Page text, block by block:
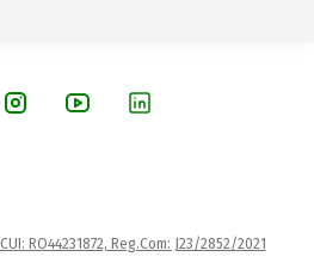
RO44231872, Reg.Com: J23/2852/2021